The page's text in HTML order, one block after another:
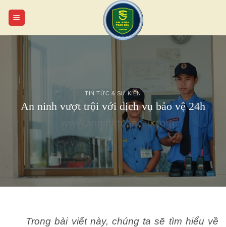
đến
TIN TỨC & SỰ KIỆN
An ninh vượt trội với dịch vụ bảo vệ 24h
Trong bài viết này, chúng ta sẽ tìm hiểu về